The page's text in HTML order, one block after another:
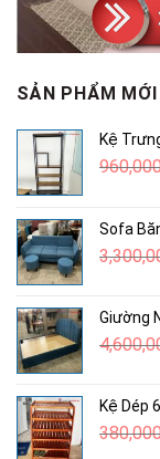
SẢN PHẨM MỚI
Kệ
Sofa
Giường
Kệ Dép